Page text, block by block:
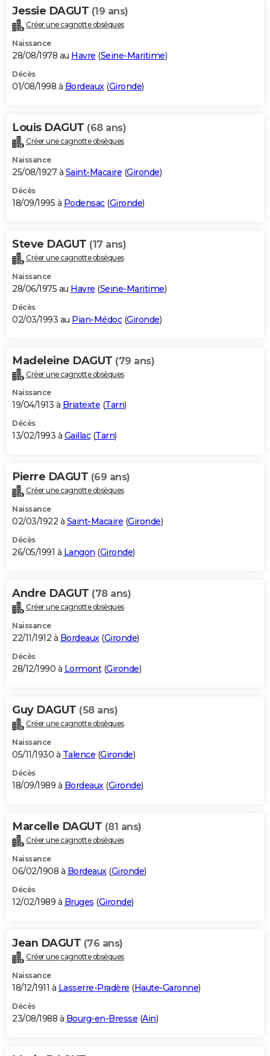
Jessie DAGUT (19 ans)
Créer une cagnotte obsèques
Naissance
28/08/1978 au Havre (Seine-Maritime)
Décès
01/08/1998 à Bordeaux(Gironde)
Louis DAGUT (68 ans)
Créer une cagnotte obsèques
Naissance
25/08/1927 à Saint-Macaire (Gironde)
Décès
18/09/1995 à Podensac(Gironde)
Steve DAGUT (17 ans)
Créer une cagnotte obsèques
Naissance
28/06/1975 au Havre (Seine-Maritime)
Décès
02/03/1993 au Pian-Médoc(Gironde)
Madeleine DAGUT (79 ans)
Créer une cagnotte obsèques
Naissance
19/04/1913 à Briatexte (Tarn)
Décès
13/02/1993 à Gaillac(Tarn)
Pierre DAGUT (69 ans)
Créer une cagnotte obsèques
Naissance
02/03/1922 à Saint-Macaire (Gironde)
Décès
26/05/1991 à Langon (Gironde)
Andre DAGUT (78 ans)
Créer une cagnotte obsèques
Naissance
22/11/1912 à Bordeaux(Gironde)
Décès
28/12/1990 à Lormont(Gironde)
Guy DAGUT (58 ans)
Créer une cagnotte obsèques
Naissance
05/11/1930 à Talence (Gironde)
Décès
18/09/1989 à Bordeaux(Gironde)
Marcelle DAGUT (81 ans)
Créer une cagnotte obsèques
Naissance
06/02/1908 à Bordeaux(Gironde)
Décès
12/02/1989 à Bruges (Gironde)
Jean DAGUT (76 ans)
Créer une cagnotte obsèques
Naissance
18/12/1911 à Lasserre-Pradère (Haute-Garonne)
Décès
23/08/1988 à Bourg-en-Bresse (Ain)